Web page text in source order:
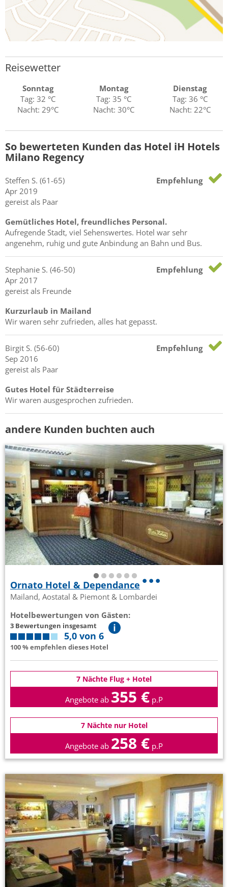
Reisewetter
Sonntag
Tag: 32 °C
Nacht: 29°C
Montag
Tag: 35 °C
Nacht: 30°C
Dienstag
Tag: 36 °C
Nacht: 22°C
So bewerteten Kunden das Hotel iH Hotels
Milano Regency
Steffen S. (61-65)
Apr 2019
gereist als Paar
Empfehlung
Gemütliches Hotel, freundliches Personal.
Aufregende Stadt, viel Sehenswertes. Hotel war sehr
angenehm, ruhig und gute Anbindung an Bahn und Bus.
Stephanie S. (46-50)
Apr 2017
gereist als Freunde
Empfehlung
Kurzurlaub in Mailand
Wir waren sehr zufrieden, alles hat gepasst.
Birgit S. (56-60)
Sep 2016
gereist als Paar
Empfehlung
Gutes Hotel für Städterreise
Wir waren ausgesprochen zufrieden.
andere Kunden buchten auch
Ornato Hotel & Dependance
Mailand, Aostatal & Piemont & Lombardei
Hotelbewertungen von Gästen:
3 Bewertungen insgesamt
5,0 von 6
100 % empfehlen dieses Hotel
7 Nächte Flug + Hotel
Angebote ab 355 € p.P
7 Nächte nur Hotel
Angebote ab 258 € p.P